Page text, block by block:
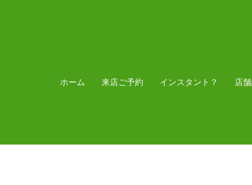
プ
ホーム 来店ご予約 インスタント？ 店